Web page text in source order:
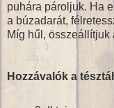
puhára pároljuk. Ha
a búzadarát,
Míg hűl, összeállítjuk
Hozzávalók a